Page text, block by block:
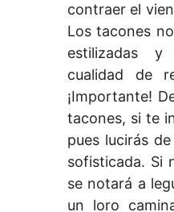
contraer el
Los tacones
estilizadas y
cualidad de
¡Importante!
tacones, si te
pues lucirás
sofisticada. Si
se notará a
un loro